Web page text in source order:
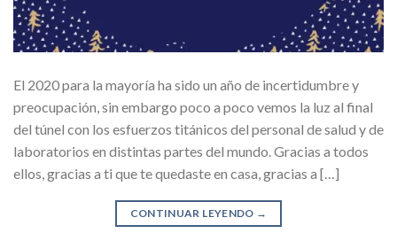
El 2020 para la mayoría ha sido un año de incertidumbre y
preocupación, sin embargo poco a poco vemos la luz al final
del túnel con los esfuerzos titánicos del personal de salud y de
laboratorios en distintas partes del mundo. Gracias a todos
ellos, gracias a ti que te quedaste en casa, gracias a […]
CONTINUAR LEYENDO →